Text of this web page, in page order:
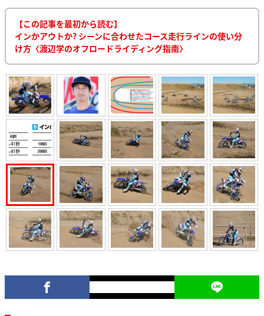
【この記事を最初から読む】
インかアウトか? シーンに合わせたコース走行ラインの使い分
け方〈渡辺学のオフロードライディング指南〉